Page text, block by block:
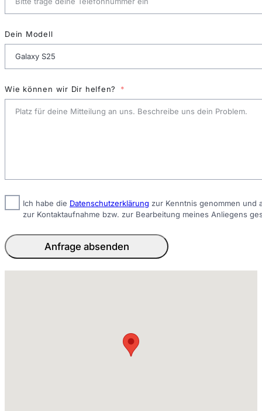
Dein Modell
Wie können wir Dir helfen?
Ich habe die Datenschutzerklärung zur Kenntnis genommen und
zur Kontaktaufnahme bzw. zur Bearbeitung meines Anliegens
Anfrage absenden